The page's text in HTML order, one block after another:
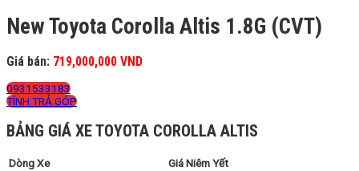
New Toyota Corolla Altis 1.8G (CVT)
Giá bán: 719,000,000 VND
0931533183
TÍNH TRẢ GÓP
BẢNG GIÁ XE TOYOTA COROLLA ALTIS
Dòng Xe
Giá Niêm Yết